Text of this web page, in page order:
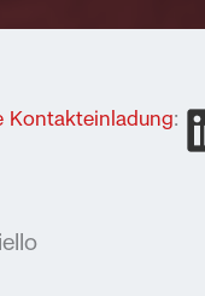
Kontakteinladung: